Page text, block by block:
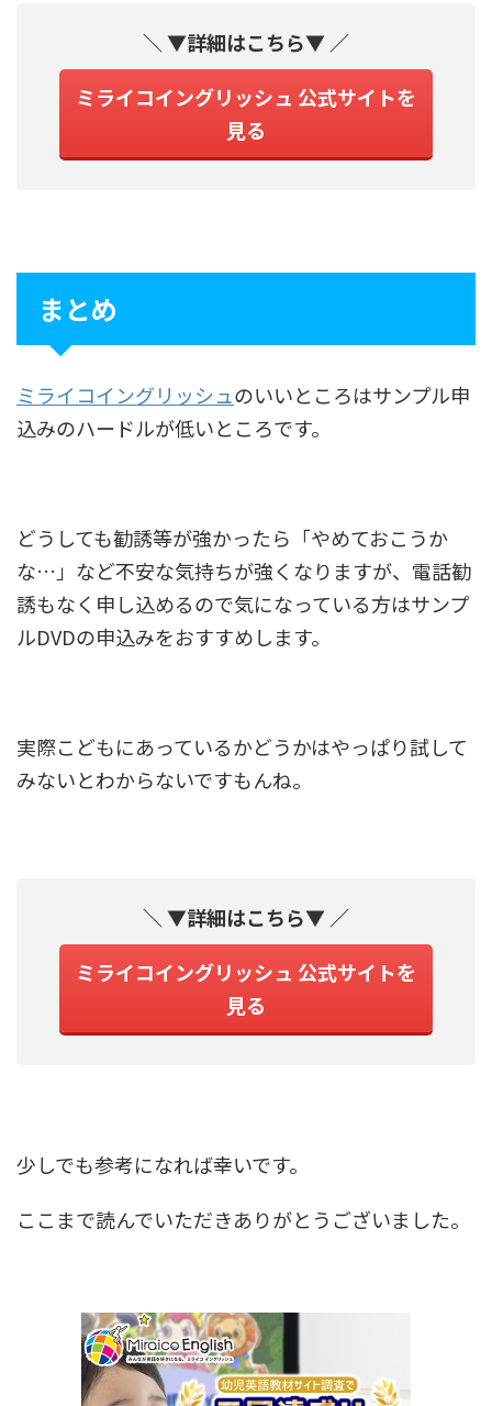
＼ ▼詳細はこちら▼ ／
ミライコイングリッシュ 公式サイトを
見る
まとめ
ミライコイングリッシュのいいところはサンプル申
込みのハードルが低いところです。
どうしても勧誘等が強かったら「やめておこうか
な…」など不安な気持ちが強くなりますが、電話勧
誘もなく申し込めるので気になっている方はサンプ
ルDVDの申込みをおすすめします。
実際こどもにあっているかどうかはやっぱり試して
みないとわからないですもんね。
＼ ▼詳細はこちら▼ ／
ミライコイングリッシュ 公式サイトを
見る
少しでも参考になれば幸いです。
ここまで読んでいただきありがとうございました。